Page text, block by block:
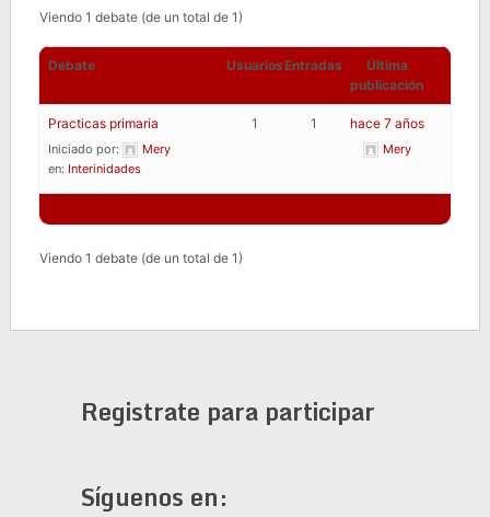
Viendo 1 debate (de un total de 1)
Debate Usuarios Entradas
Última
publicación
Practicas primaria
Iniciado por:
Mery
en: Interinidades
1 1 hace 7 años
Mery
Viendo 1 debate (de un total de 1)
Registrate para participar
Síguenos en: